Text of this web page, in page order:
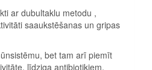
ar dubultaklu metodu ,
saaukstēšanas un gripas
bet tam arī piemīt
līdziga antibiotikiem.